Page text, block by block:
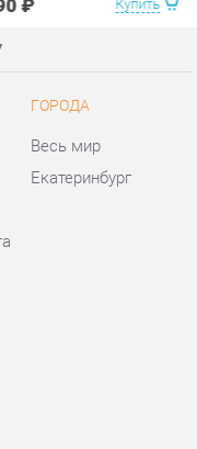
Екатеринбург